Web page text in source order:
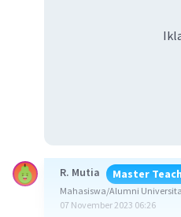
R. Mutia Master
Mahasiswa/Alumni
07 November 2023 06:26